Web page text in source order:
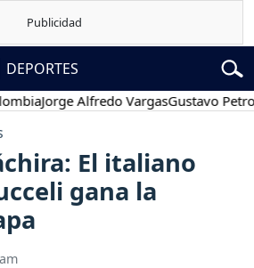
DEPORTES
Jorge Alfredo VargasGustavo Petro
El italiano
gana la